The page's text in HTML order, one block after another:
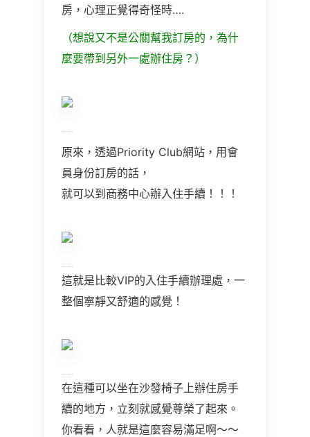
房，心理正覺得奇怪時….
（想說又不是公關幫我訂房的，為什
麼要帶到另外一處辦住房？）
原來，透過Priority Club網站，用會
員身份訂房的話，
就可以到商務中心辦入住手續！！！
這就是比較VIP的入住手續辦理處，一
整個寧靜又舒適的感覺！
在這種可以坐在沙發椅子上辦住房手
續的地方，立刻就感覺尊榮了起來。
你看看，人就是這麼容易滿足啊～～